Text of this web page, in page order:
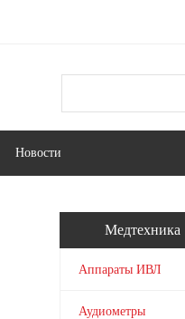
Новости
Медтехника
Аппараты ИВЛ
Аудиометры